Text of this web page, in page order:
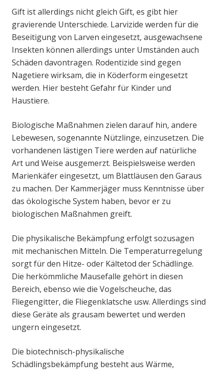
Gift ist allerdings nicht gleich Gift, es gibt hier
gravierende Unterschiede. Larvizide werden für die
Beseitigung von Larven eingesetzt, ausgewachsene
Insekten können allerdings unter Umständen auch
Schäden davontragen. Rodentizide sind gegen
Nagetiere wirksam, die in Köderform eingesetzt
werden. Hier besteht Gefahr für Kinder und
Haustiere.
Biologische Maßnahmen zielen darauf hin, andere
Lebewesen, sogenannte Nützlinge, einzusetzen. Die
vorhandenen lästigen Tiere werden auf natürliche
Art und Weise ausgemerzt. Beispielsweise werden
Marienkäfer eingesetzt, um Blattläusen den Garaus
zu machen. Der Kammerjäger muss Kenntnisse über
das ökologische System haben, bevor er zu
biologischen Maßnahmen greift.
Die physikalische Bekämpfung erfolgt sozusagen
mit mechanischen Mitteln. Die Temperaturregelung
sorgt für den Hitze- oder Kältetod der Schädlinge.
Die herkömmliche Mausefalle gehört in diesen
Bereich, ebenso wie die Vogelscheuche, das
Fliegengitter, die Fliegenklatsche usw. Allerdings sind
diese Geräte als grausam bewertet und werden
ungern eingesetzt.
Die biotechnisch-physikalische
Schädlingsbekämpfung besteht aus Wärme,